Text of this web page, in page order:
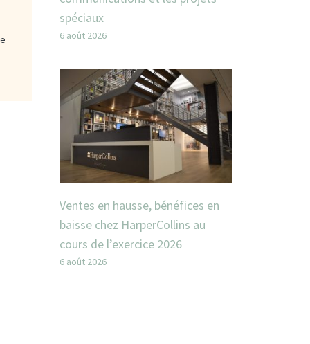
spéciaux
6 août 2026
Ventes en hausse, bénéfices en
baisse chez HarperCollins au
cours de l’exercice 2026
6 août 2026